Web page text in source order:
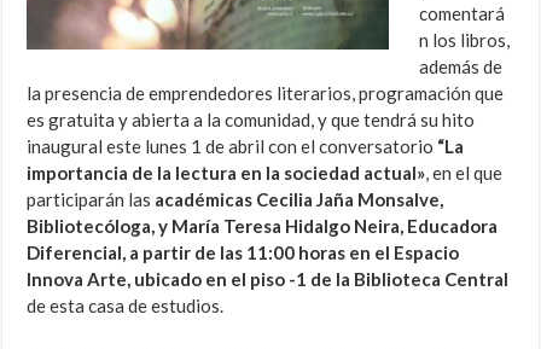
comentará
n los libros,
además de
la presencia de emprendedores literarios, programación que
es gratuita y abierta a la comunidad, y que tendrá su hito
inaugural este lunes 1 de abril con el conversatorio “La
importancia de la lectura en la sociedad actual», en el que
participarán las académicas Cecilia Jaña Monsalve,
Bibliotecóloga, y María Teresa Hidalgo Neira, Educadora
Diferencial, a partir de las 11:00 horas en el Espacio
Innova Arte, ubicado en el piso -1 de la Biblioteca Central
de esta casa de estudios.